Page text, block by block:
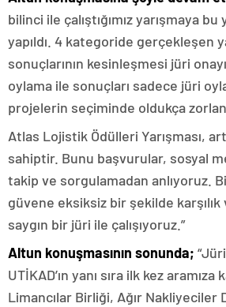
bilinci ile çalıştığımız yarışmaya bu
yapıldı. 4 kategoride gerçekleşen
sonuçlarının kesinleşmesi jüri
oylama ile sonuçları sadece jüri
projelerin seçiminde oldukça
Atlas Lojistik Ödülleri Yarışması,
sahiptir. Bunu başvurular, sosyal
takip ve sorgulamadan anlıyoruz.
güvene eksiksiz bir şekilde
saygın bir jüri ile çalışıyoruz.”
Altun konuşmasının sonunda;
UTİKAD’ın yanı sıra ilk kez aramıza
Limancılar Birliği, Ağır Nakliyeciler